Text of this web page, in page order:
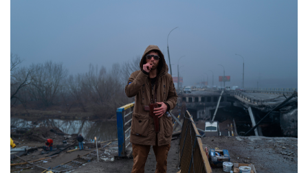
#Tendencias
#Cultura
#Estilo
#Marcianadas